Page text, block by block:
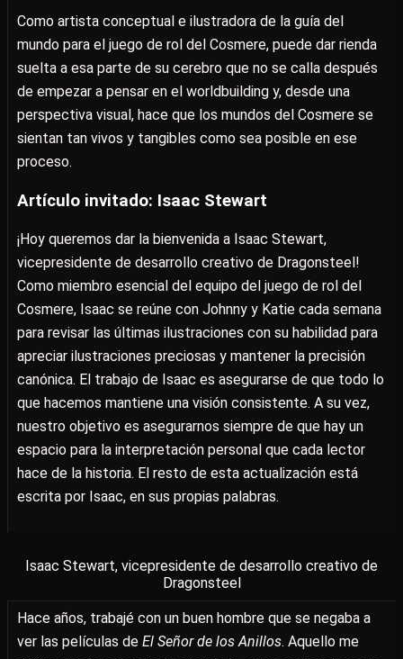
Como artista conceptual e ilustradora de la guía del
mundo para el juego de rol del Cosmere, puede dar rienda
suelta a esa parte de su cerebro que no se calla después
de empezar a pensar en el worldbuilding y, desde una
perspectiva visual, hace que los mundos del Cosmere se
sientan tan vivos y tangibles como sea posible en ese
proceso.
Artículo invitado: Isaac Stewart
¡Hoy queremos dar la bienvenida a Isaac Stewart,
vicepresidente de desarrollo creativo de Dragonsteel!
Como miembro esencial del equipo del juego de rol del
Cosmere, Isaac se reúne con Johnny y Katie cada semana
para revisar las últimas ilustraciones con su habilidad para
apreciar ilustraciones preciosas y mantener la precisión
canónica. El trabajo de Isaac es asegurarse de que todo lo
que hacemos mantiene una visión consistente. A su vez,
nuestro objetivo es asegurarnos siempre de que hay un
espacio para la interpretación personal que cada lector
hace de la historia. El resto de esta actualización está
escrita por Isaac, en sus propias palabras.
Isaac Stewart, vicepresidente de desarrollo creativo de
Dragonsteel
Hace años, trabajé con un buen hombre que se negaba a
ver las películas de El Señor de los Anillos. Aquello me